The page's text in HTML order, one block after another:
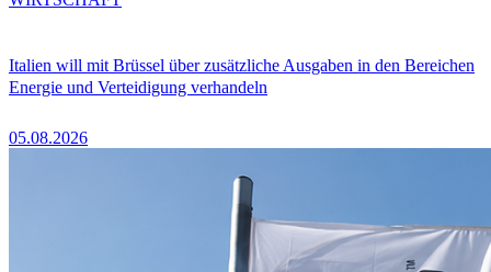
Italien will mit Brüssel über zusätzliche Ausgaben in den Bereichen
Energie und Verteidigung verhandeln
05.08.2026